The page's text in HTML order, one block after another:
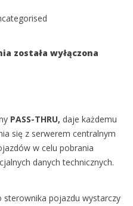
Protokół
PASS-
została wyłączona
PASS-THRU, daje każdemu
się z serwerem centralnym
w celu pobrania
danych technicznych.
sterownika pojazdu wystarczy